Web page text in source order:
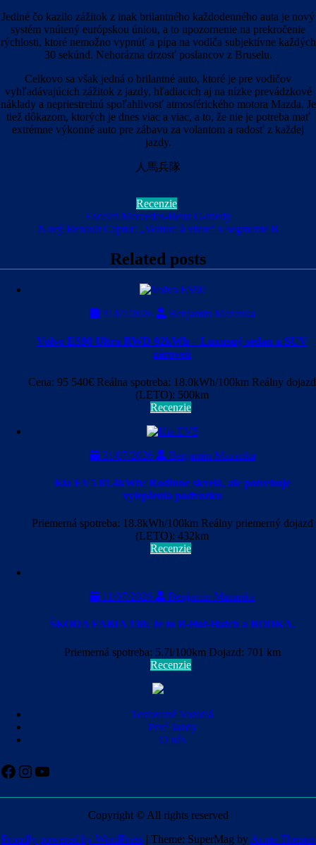
Jediné čo kazilo zážitok z inak brilantného každodenného auta je nový
systém vnútený európskou úniou, a to upozornenie na prekročenie
rýchlosti, ktoré nemožno vypnúť a pípa na vodiča subjektívne každých
30 sekúnd. Nehorázna drzosť poslancov z Bruselu.
Celkovo sa však jedná o brilantné auto, ktoré je pre vodičov
vyhľadávajúcich zážitok z jazdy, hľadiacich aj na nízke prevádzkové
náklady a nepriestrelnú spoľahlivosť atmosférického motora Mazda. Je
tiež dôkazom, ktorých je dnes viac a viac, a to, že nie je potreba mať
extrémne výkonné auto pre zábavu za volantom a radosť z každej
jazdy.
人馬兵隊
Recenzie
Facelift Mercedes-Benz G-triedy
Nový Renault Captur: „Voiture à vivre“ v segmente B
Related posts
31/07/2026 Benjamin Mazanka
Volvo ES90 Ultra RWD 92kWh – Luxusný sedan a SUV
zároveň
Cena: 95 540€ Reálna spotreba: 18.0kWh/100km Reálny dojazd
(LETO): 500km
Recenzie
31/07/2026 Benjamin Mazanka
Kia EV5 81.4kWh: Rodinne skvelá, ale potrebuje
vylepšenia podvozku
Priemerná spotreba: 18.8kWh/100km Reálny priemerný dojazd
(LETO): 432km
Recenzie
11/07/2026 Benjamin Mazanka
ŠKODA FABIA 130: Je to B-Hot-Hatch a BODKA.
Priemerná spotreba: 5.7l/100km Dojazd: 701 km
Recenzie
Testované Vozidlá
Prvé Jazdy
O nás
Facebook
Instagram
YouTube
Copyright © All rights reserved
Proudly powered by WordPress | Theme: SuperMag by Acme Themes